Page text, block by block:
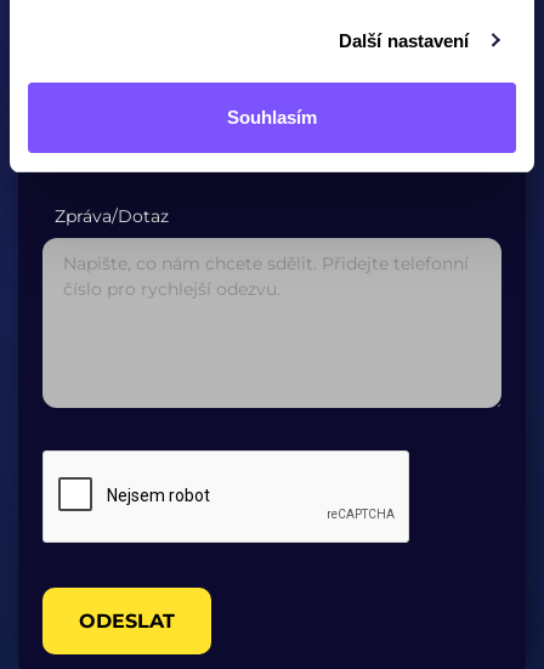
Další nastavení
Souhlasím
Potvrzení E-mailové adresy*
Zpráva/Dotaz
ODESLAT